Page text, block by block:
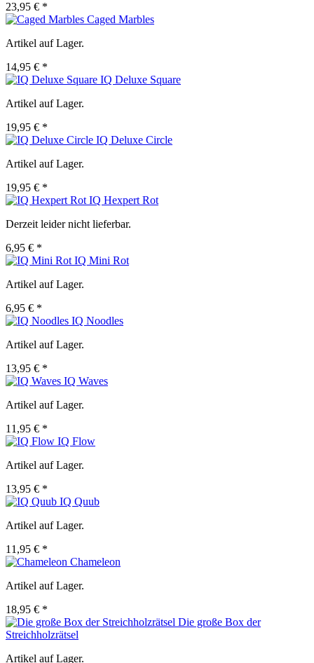
23,95 € *
Caged Marbles
Artikel auf Lager.
14,95 € *
IQ Deluxe Square
Artikel auf Lager.
19,95 € *
IQ Deluxe Circle
Artikel auf Lager.
19,95 € *
IQ Hexpert Rot
Derzeit leider nicht lieferbar.
6,95 € *
IQ Mini Rot
Artikel auf Lager.
6,95 € *
IQ Noodles
Artikel auf Lager.
13,95 € *
IQ Waves
Artikel auf Lager.
11,95 € *
IQ Flow
Artikel auf Lager.
13,95 € *
IQ Quub
Artikel auf Lager.
11,95 € *
Chameleon
Artikel auf Lager.
18,95 € *
Die große Box der
Streichholzrätsel
Artikel auf Lager.